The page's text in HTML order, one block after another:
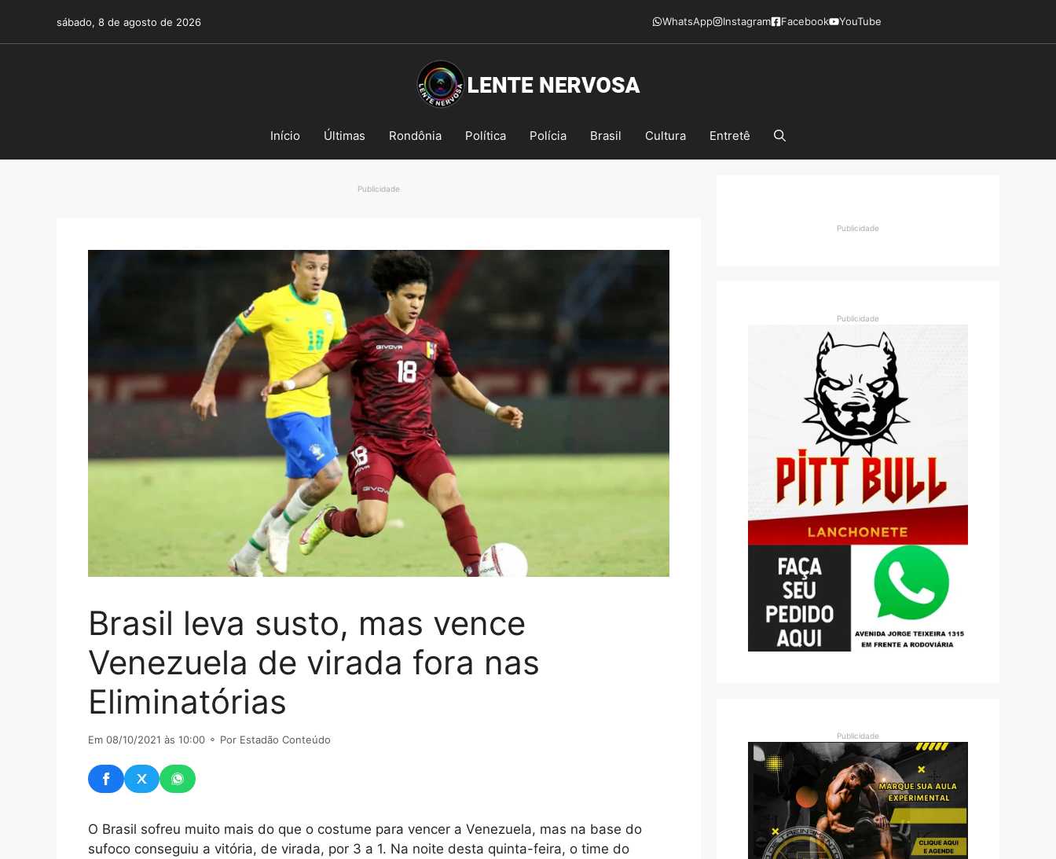
o
sábado, 8 de agosto de 2026 WhatsApp Instagram Facebook YouTube
Início Últimas Rondônia Política Polícia Brasil Cultura Entretê
Publicidade
Brasil leva susto, mas vence
Venezuela de virada fora nas
Eliminatórias
Em 08/10/2021 às 10:00 ⚬ Por Estadão Conteúdo
O Brasil sofreu muito mais do que o costume para vencer a Venezuela, mas na base do
sufoco conseguiu a vitória, de virada, por 3 a 1. Na noite desta quinta-feira, o time do
Publicidade
Publicidade
Publicidade